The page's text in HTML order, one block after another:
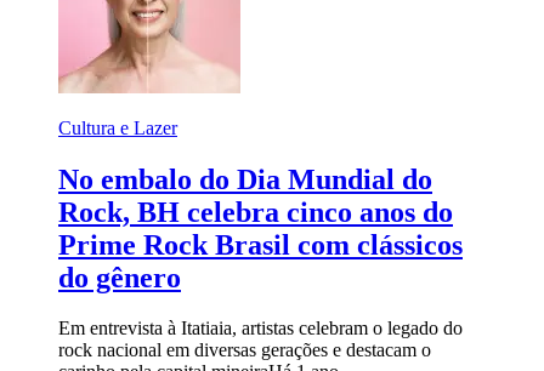
Cultura e Lazer
No embalo do Dia Mundial do
Rock, BH celebra cinco anos do
Prime Rock Brasil com clássicos
do gênero
Em entrevista à Itatiaia, artistas celebram o legado do
rock nacional em diversas gerações e destacam o